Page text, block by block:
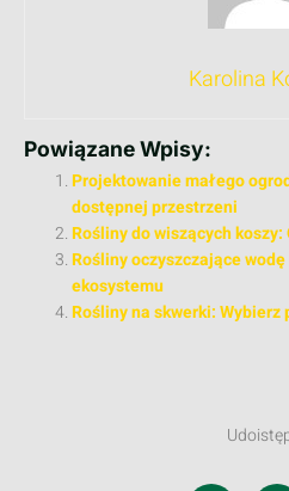
Karolina
Powiązane Wpisy:
Projektowanie małego
dostępnej przestrzeni
Rośliny do wiszących
Rośliny oczyszczające
ekosystemu
Rośliny na skwerki: